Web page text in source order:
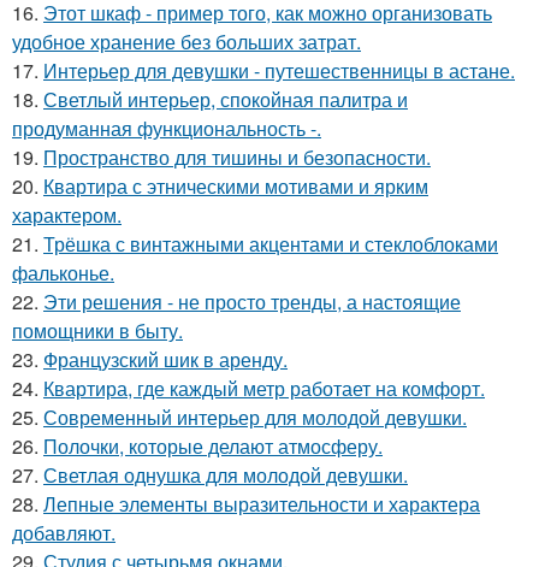
16. Этот шкаф - пример того, как можно организовать
удобное хранение без больших затрат.
17. Интерьер для девушки - путешественницы в астане.
18. Светлый интерьер, спокойная палитра и
продуманная функциональность -.
19. Пространство для тишины и безопасности.
20. Квартира с этническими мотивами и ярким
характером.
21. Трёшка с винтажными акцентами и стеклоблоками
фальконье.
22. Эти решения - не просто тренды, а настоящие
помощники в быту.
23. Французский шик в аренду.
24. Квартира, где каждый метр работает на комфорт.
25. Современный интерьер для молодой девушки.
26. Полочки, которые делают атмосферу.
27. Светлая однушка для молодой девушки.
28. Лепные элементы выразительности и характера
добавляют.